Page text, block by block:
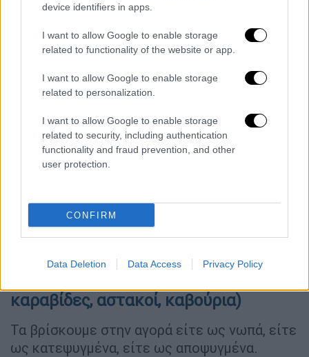
device identifiers in apps.
I want to allow Google to enable storage
related to functionality of the website or app.
I want to allow Google to enable storage
related to personalization.
I want to allow Google to enable storage
related to security, including authentication
functionality and fraud prevention, and other
user protection.
CONFIRM
Data Deletion Data Access Privacy Policy
μόνα τους ερμητικά.
Το περιεχόμενο που πρέπει να είναι
υγρό, καθαρό και άοσμο.
Τη σάρκα που πρέπει να είναι υγρή, γερά
προσκολλημένη στο κέλυφος (με
τσίμπημα καρφίτσας ή με λίγες
σταγόνες λεμονιού να προκαλείται
συστολή του σώματος).
Όσον αφορά τα αποφλοιωμένα μύδια που
αναδίδει μυρωδιά θάλασσας. Τα μύδια
πωλούνται επίσης και κατεψυγμένα με
καραβίδες, αστακοί, καβούρια)
Τα βρίσκουμε στην αγορά είτε ως νωπά, είτε
ως κατεψυγμένα, είτε ως αποψυγμένα.